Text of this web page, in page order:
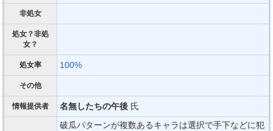
非処女
処女？非処
女？
処女率 100%
その他
情報提供者 名無したちの午後 氏
破瓜パターンが複数あるキャラは選択で手下などに犯